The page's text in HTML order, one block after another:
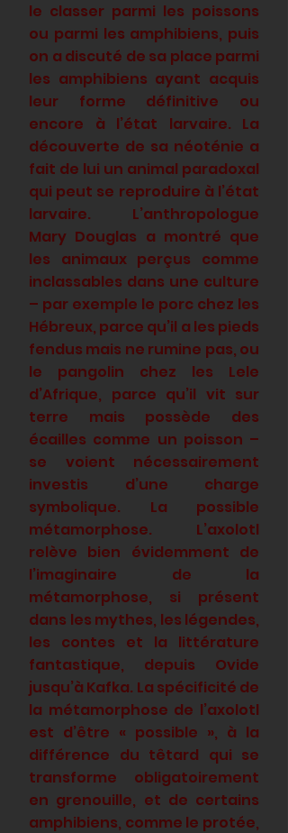
le classer parmi les poissons
ou parmi les amphibiens, puis
on a discuté de sa place parmi
les amphibiens ayant acquis
leur forme définitive ou
encore à l’état larvaire. La
découverte de sa néoténie a
fait de lui un animal paradoxal
qui peut se reproduire à l’état
larvaire. L’anthropologue
Mary Douglas a montré que
les animaux perçus comme
inclassables dans une culture
– par exemple le porc chez les
Hébreux, parce qu’il a les pieds
fendus mais ne rumine pas, ou
le pangolin chez les Lele
d’Afrique, parce qu’il vit sur
terre mais possède des
écailles comme un poisson –
se voient nécessairement
investis d’une charge
symbolique. La possible
métamorphose. L’axolotl
relève bien évidemment de
l’imaginaire de la
métamorphose, si présent
dans les mythes, les légendes,
les contes et la littérature
fantastique, depuis Ovide
jusqu’à Kafka. La spécificité de
la métamorphose de l’axolotl
est d’être « possible », à la
différence du têtard qui se
transforme obligatoirement
en grenouille, et de certains
amphibiens, comme le protée,